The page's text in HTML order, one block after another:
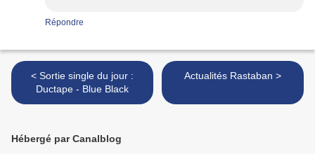
Répondre
< Sortie single du jour :
Ductape - Blue Black
Actualités Rastaban >
Hébergé par Canalblog